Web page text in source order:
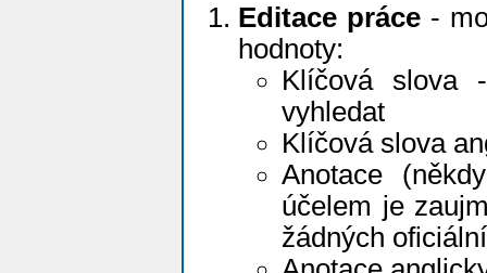
Editace práce -
hodnoty:
Klíčová slova
vyhledat
Klíčová slova
Anotace
účelem je
žádných